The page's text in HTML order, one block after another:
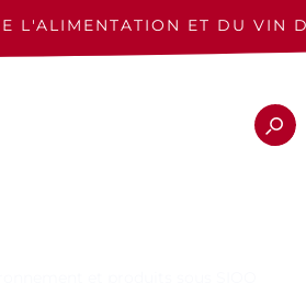
L'ALIMENTATION ET DU VIN